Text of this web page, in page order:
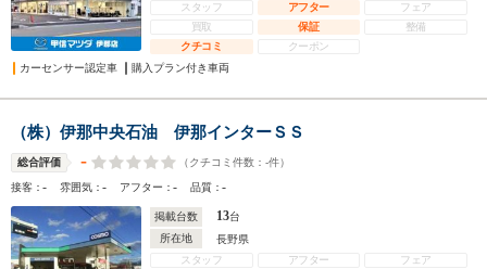
スタッフ
アフター
フェア
買取
保証
整備
クチコミ
クーポン
カーセンサー認定車
購入プラン付き車両
（株）伊那中央石油 伊那インターＳＳ
総合評価 - （クチコミ件数： -件）
接客：- 雰囲気：- アフター：- 品質：-
掲載台数 13台
所在地
長野県
スタッフ
アフター
フェア